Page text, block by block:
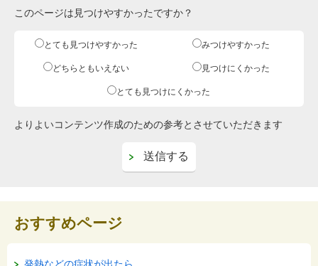
このページは見つけやすかったですか？
とても見つけやすかった みつけやすかった
どちらともいえない 見つけにくかった
とても見つけにくかった
よりよいコンテンツ作成のための参考とさせていただきます
おすすめページ
発熱などの症状が出たら